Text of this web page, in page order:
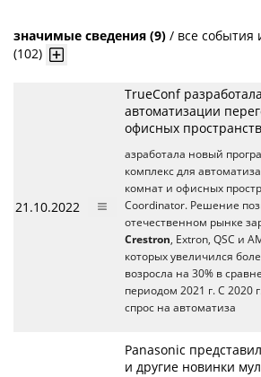
значимые сведения (9) / все события
(102)
21.10.2022
TrueConf
автоматизации
офисных пространств
азработала новый
комплекс для
комнат и офисных
Coordinator. Решение
отечественном рынке
Crestron, Extron, QSC и
которых увеличился
возросла на 30% в
периодом 2021 г. C 2020
спрос на автоматиза
Panasonic
и другие новинки